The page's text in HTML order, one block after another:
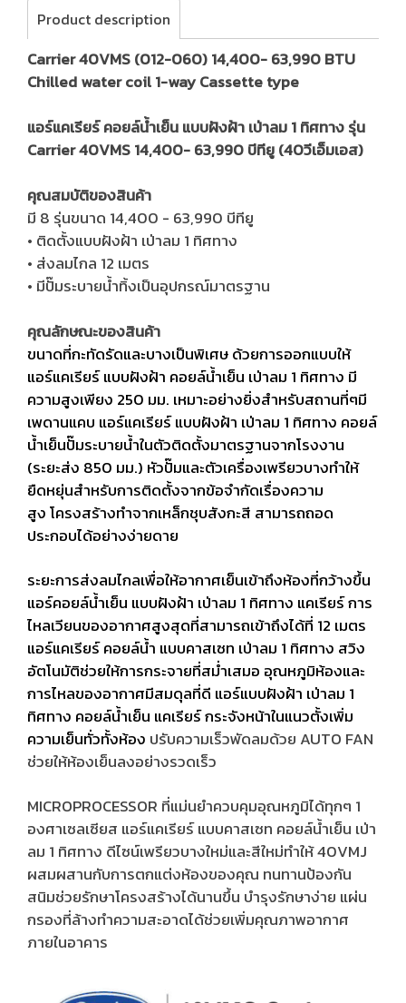
Product description
Carrier 40VMS (012-060) 14,400- 63,990 BTU
Chilled water coil 1-way Cassette type
แอร์แคเรียร์ คอยล์น้ำเย็น แบบฝังฝ้า เป่าลม 1 ทิศทาง รุ่น
Carrier 40VMS 14,400- 63,990 บีทียู (40วีเอ็มเอส)
คุณสมบัติของสินค้า
มี 8 รุ่นขนาด 14,400 - 63,990 บีทียู
• ติดตั้งแบบฝังฝ้า เป่าลม 1 ทิศทาง
• ส่งลมไกล 12 เมตร
• มีปั๊มระบายนํ้าทิ้งเป็นอุปกรณ์มาตรฐาน
คุณลักษณะของสินค้า
ขนาดที่กะทัดรัดและบางเป็นพิเศษ ด้วยการออกแบบให้
แอร์แคเรียร์ แบบฝังฝ้า คอยล์น้ำเย็น เป่าลม 1 ทิศทาง มี
ความสูงเพียง 250 มม. เหมาะอย่างยิ่งสำหรับสถานที่ๆมี
เพดานแคบ แอร์แคเรียร์ แบบฝังฝ้า เป่าลม 1 ทิศทาง คอยล์
น้ำเย็นปั๊มระบายน้ำในตัวติดตั้งมาตรฐานจากโรงงาน
(ระยะส่ง 850 มม.) หัวปั๊มและตัวเครื่องเพรียวบางทำให้
ยืดหยุ่นสำหรับการติดตั้งจากข้อจำกัดเรื่องความ
สูงโครงสร้างทำจากเหล็กชุบสังกะสี สามารถถอด
ประกอบได้อย่างง่ายดาย
ระยะการส่งลมไกลเพื่อให้อากาศเย็นเข้าถึงห้องที่กว้างขึ้น
แอร์คอยล์น้ำเย็น แบบฝังฝ้า เป่าลม 1 ทิศทาง แคเรียร์ การ
ไหลเวียนของอากาศสูงสุดที่สามารถเข้าถึงได้ที่ 12 เมตร
แอร์แคเรียร์ คอยล์น้ำ แบบคาสเซท เป่าลม 1 ทิศทาง สวิง
อัตโนมัติช่วยให้การกระจายที่สม่ำเสมอ อุณหภูมิห้องและ
การไหลของอากาศมีสมดุลที่ดี แอร์แบบฝังฝ้า เป่าลม 1
ทิศทาง คอยล์น้ำเย็น แคเรียร์ กระจังหน้าในแนวตั้งเพิ่ม
ความเย็นทั่วทั้งห้อง ปรับความเร็วพัดลมด้วย AUTO FAN
ช่วยให้ห้องเย็นลงอย่างรวดเร็ว
MICROPROCESSOR ที่แม่นยำควบคุมอุณหภูมิได้ทุกๆ 1
องศาเซลเซียส แอร์แคเรียร์ แบบคาสเซท คอยล์น้ำเย็น เป่า
ลม 1 ทิศทาง ดีไซน์เพรียวบางใหม่และสีใหม่ทำให้ 40VMJ
ผสมผสานกับการตกแต่งห้องของคุณ ทนทานป้องกัน
สนิมช่วยรักษาโครงสร้างได้นานขึ้น บำรุงรักษาง่าย แผ่น
กรองที่ล้างทำความสะอาดได้ช่วยเพิ่มคุณภาพอากาศ
ภายในอาคาร